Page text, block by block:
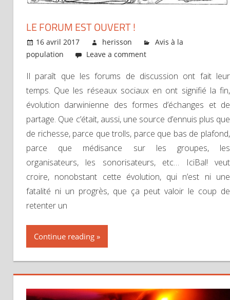
LE FORUM EST OUVERT !
16 avril 2017 herisson
Avis à la
population
Leave a comment
Il paraît que les forums de discussion ont fait leur
temps. Que les réseaux sociaux en ont signifié la fin,
évolution darwinienne des formes d’échanges et de
partage. Que c’était, aussi, une source d’ennuis plus que
de richesse, parce que trolls, parce que bas de plafond,
parce que médisance sur les groupes, les
organisateurs, les sonorisateurs, etc… IciBal! veut
croire, nonobstant cette évolution, qui n’est ni une
fatalité ni un progrès, que ça peut valoir le coup de
retenter un
Continue reading